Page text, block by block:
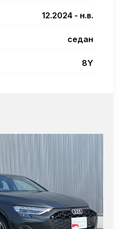
12.2024 - н.в.
седан
8Y